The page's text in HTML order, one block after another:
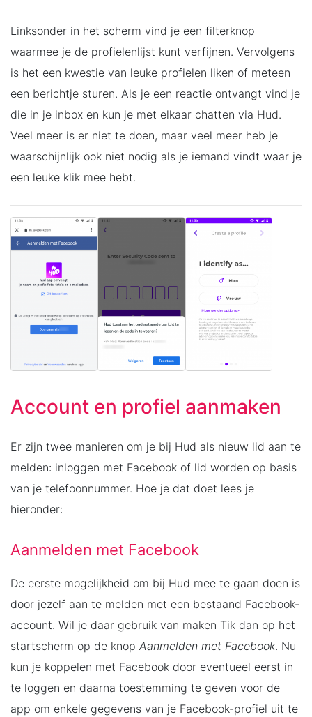
Linksonder in het scherm vind je een filterknop
waarmee je de profielenlijst kunt verfijnen. Vervolgens
is het een kwestie van leuke profielen liken of meteen
een berichtje sturen. Als je een reactie ontvangt vind je
die in je inbox en kun je met elkaar chatten via Hud.
Veel meer is er niet te doen, maar veel meer heb je
waarschijnlijk ook niet nodig als je iemand vindt waar je
een leuke klik mee hebt.
Account en profiel aanmaken
Er zijn twee manieren om je bij Hud als nieuw lid aan te
melden: inloggen met Facebook of lid worden op basis
van je telefoonnummer. Hoe je dat doet lees je
hieronder:
Aanmelden met Facebook
De eerste mogelijkheid om bij Hud mee te gaan doen is
door jezelf aan te melden met een bestaand Facebook-
account. Wil je daar gebruik van maken Tik dan op het
startscherm op de knop Aanmelden met Facebook. Nu
kun je koppelen met Facebook door eventueel eerst in
te loggen en daarna toestemming te geven voor de
app om enkele gegevens van je Facebook-profiel uit te